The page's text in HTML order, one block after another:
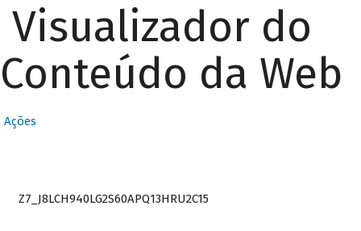
Visualizador do
Conteúdo da Web
Ações
Z7_J8LCH940LG2S60APQ13HRU2C15